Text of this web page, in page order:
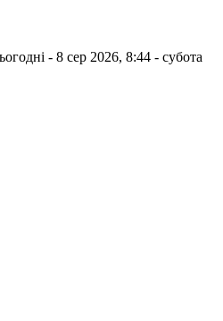
- 8 сер 2026, 8:44 - субота